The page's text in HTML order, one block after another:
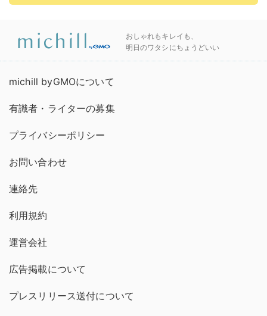
おしゃれもキレイも、
明日のワタシにちょうどいい
michill byGMOについて
有識者・ライターの募集
プライバシーポリシー
お問い合わせ
連絡先
利用規約
運営会社
広告掲載について
プレスリリース送付について